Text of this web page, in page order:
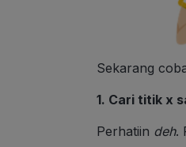
Sekarang
1. Cari titik x
Perhatiin deh.